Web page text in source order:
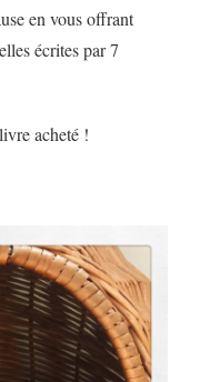
PAS
LÀ… »
en vous offrant
écrites par 7
acheté !